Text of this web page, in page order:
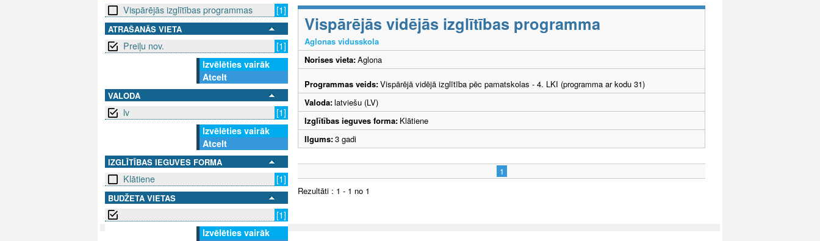
Vispārējās izglītības programmas [1]
ATRAŠANĀS VIETA
Preiļu nov.
[1]
Izvēlēties vairāk
Atcelt
VALODA
lv
[1]
Izvēlēties vairāk
Atcelt
IZGLĪTĪBAS IEGUVES FORMA
Klātiene [1]
BUDŽETA VIETAS
[1]
Izvēlēties vairāk
Vispārējās vidējās izglītības programma
Aglonas vidusskola
Norises vieta:Aglona
Programmas veids:Vispārējā vidējā izglītība pēc pamatskolas - 4. LKI (programma ar kodu 31)
Valoda:latviešu (LV)
Izglītības ieguves forma: Klātiene
Ilgums:3 gadi
1
Rezultāti : 1 - 1 no 1